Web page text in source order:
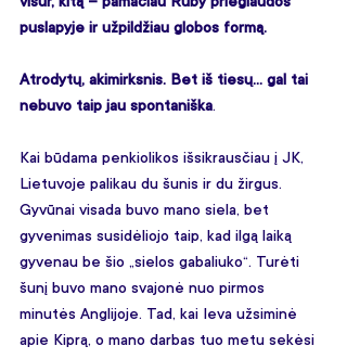
puslapyje ir užpildžiau globos formą.
Atrodytų, akimirksnis. Bet iš tiesų… gal tai
nebuvo taip jau spontaniška.
Kai būdama penkiolikos išsikrausčiau į JK,
Lietuvoje palikau du šunis ir du žirgus.
Gyvūnai visada buvo mano siela, bet
gyvenimas susidėliojo taip, kad ilgą laiką
gyvenau be šio „sielos gabaliuko“. Turėti
šunį buvo mano svajonė nuo pirmos
minutės Anglijoje. Tad, kai Ieva užsiminė
apie Kiprą, o mano darbas tuo metu sekėsi